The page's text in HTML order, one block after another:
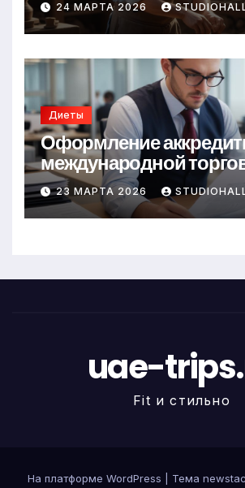
24 МАРТА 2026
Диеты
Оформление
международной
23 МАРТА 2026
uae-
Fit и стильно
На платформе WordPress Тема